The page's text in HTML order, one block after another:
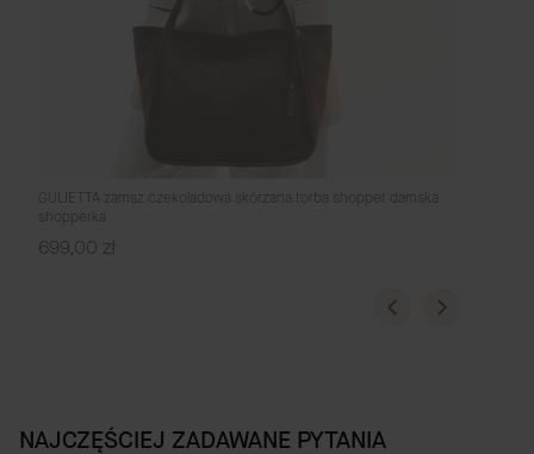
GULIETTA zamsz czekoladowa skórzana torba shopper damska
shopperka
Cena
699,00 zł
NAJCZĘŚCIEJ ZADAWANE PYTANIA